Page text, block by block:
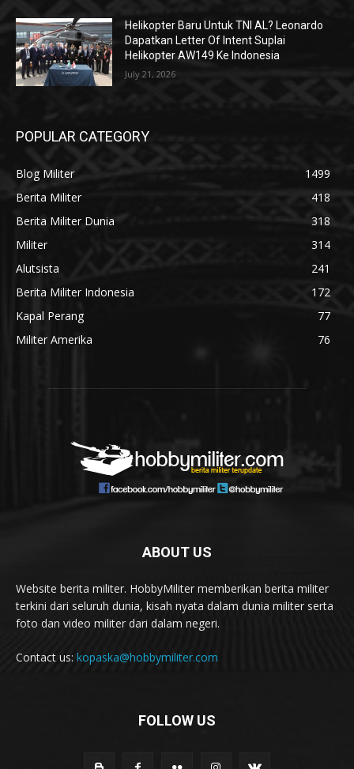
Helikopter Baru Untuk TNI AL? Leonardo
Dapatkan Letter Of Intent Suplai
Helikopter AW149 Ke Indonesia
July 21, 2026
POPULAR CATEGORY
Blog Militer
1499
Berita Militer
418
Berita Militer Dunia
318
Militer
314
Alutsista
241
Berita Militer Indonesia
172
Kapal Perang
77
Militer Amerika
76
ABOUT US
Website berita militer. HobbyMiliter memberikan berita militer
terkini dari seluruh dunia, kisah nyata dalam dunia militer serta
foto dan video militer dari dalam negeri.
Contact us: kopaska@hobbymiliter.com
FOLLOW US